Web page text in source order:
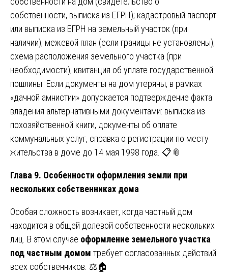
собственности, выписка из ЕГРН); кадастровый паспорт
или выписка из ЕГРН на земельный участок (при
наличии); межевой план (если границы не установлены);
схема расположения земельного участка (при
необходимости); квитанция об уплате государственной
пошлины. Если документы на дом утеряны, в рамках
«дачной амнистии» допускается подтверждение факта
владения альтернативными документами: выписка из
похозяйственной книги, документы об оплате
коммунальных услуг, справка о регистрации по месту
жительства в доме до 14 мая 1998 года. 📋📎
Глава 9. Особенности оформления земли при
нескольких собственниках дома
Особая сложность возникает, когда частный дом
находится в общей долевой собственности нескольких
лиц. В этом случае оформление земельного участка
под частным домом требует согласованных действий
всех собственников. ⚖️🏠